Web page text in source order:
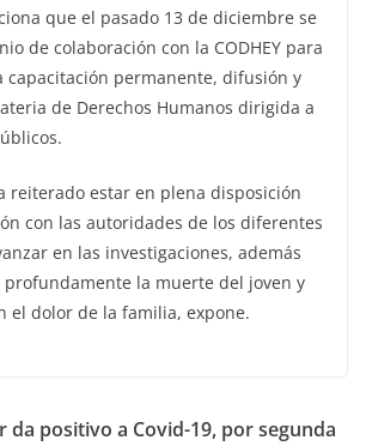
que el pasado 13 de diciembre se
de colaboración con la CODHEY para
capacitación permanente, difusión y
de Derechos Humanos dirigida a
reiterado estar en plena disposición
con las autoridades de los diferentes
en las investigaciones, además
la muerte del joven y
el dolor de la familia, expone.
da positivo a Covid-19, por segunda